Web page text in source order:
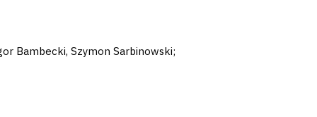
Bambecki, Szymon Sarbinowski;